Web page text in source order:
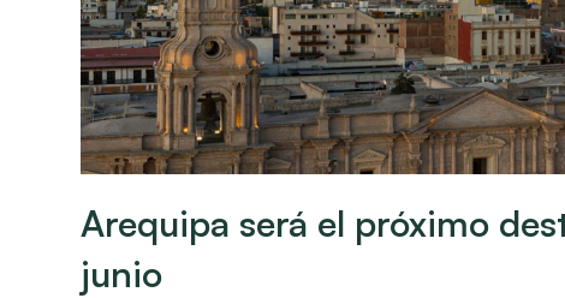
Arequipa será el próximo
junio